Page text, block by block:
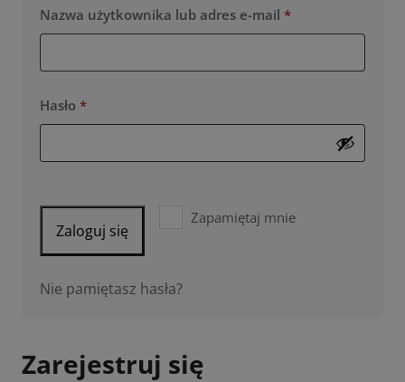
Nazwa użytkownika lub adres e-mail *
Hasło *
Zapamiętaj mnie
Zaloguj się
Nie pamiętasz hasła?
Zarejestruj się